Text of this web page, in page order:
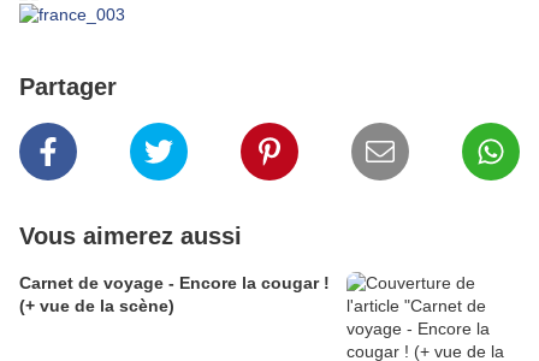
Partager
Vous aimerez aussi
Carnet de voyage - Encore la cougar !
(+ vue de la scène)